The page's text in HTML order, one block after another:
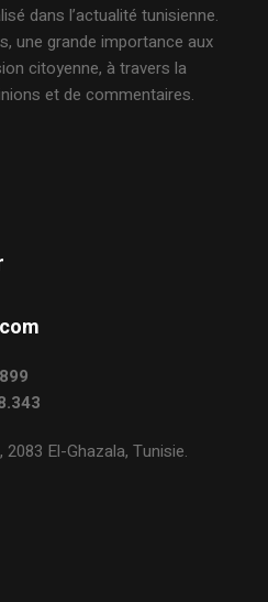
dans l’actualité tunisienne.
une grande importance aux
citoyenne, à travers la
et de commentaires.
El-Ghazala, Tunisie.